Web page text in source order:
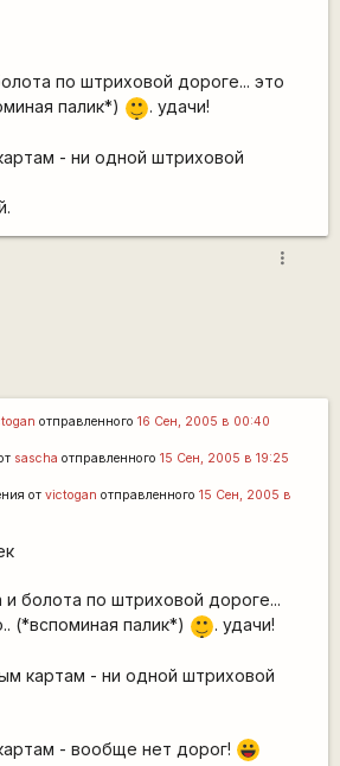
по штриховой дороге... это
палик*)
|-)
_)
. удачи!
- ни одной штриховой
more_vert
отправленного 16 Сен, 2005 в 00:40
sascha отправленного 15 Сен, 2005 в 19:25
от victogan отправленного 15 Сен, 2005 в
и болота по штриховой дороге...
(*вспоминая палик*)
|-)
_)
. удачи!
картам - ни одной штриховой
- вообще нет дорог! |-))